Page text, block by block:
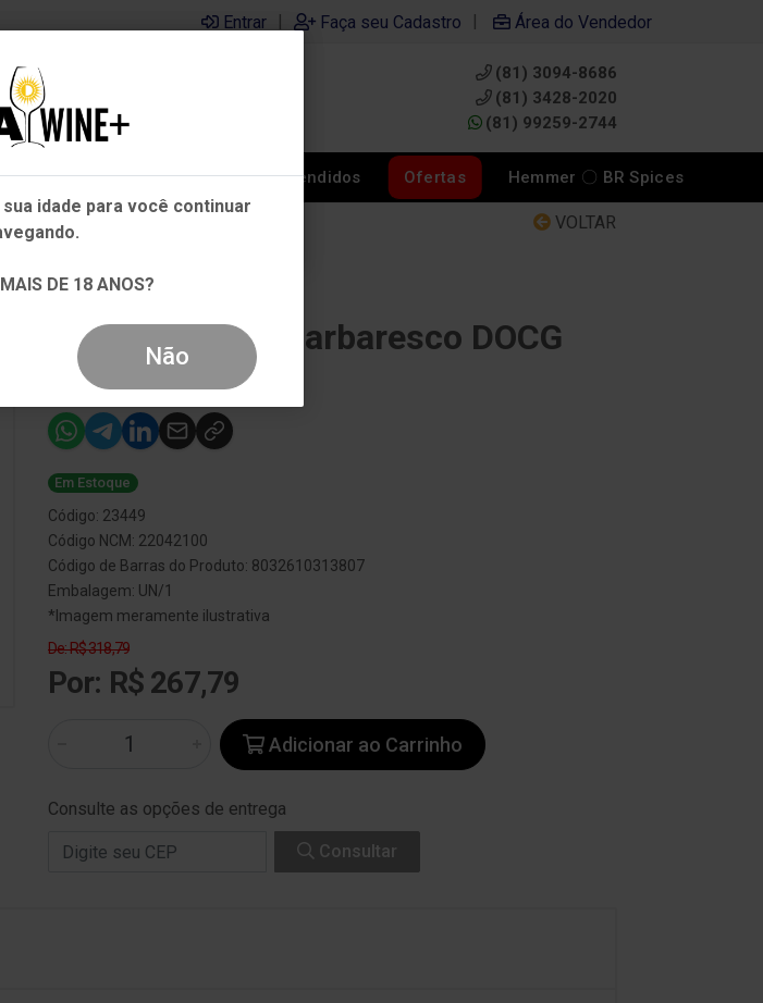
Entrar | Faça seu Cadastro | Área do Vendedor
(81) 3094-8686
(81) 3428-2020
(81) 99259-2744
Departamentos Mais Vendidos Ofertas Hemmer 〇 BR Spices
VOLTAR
-16%
Vinho Ricossa Barbaresco DOCG
Tinto 750ml
Em Estoque
Código: 23449
Código NCM: 22042100
Código de Barras do Produto: 8032610313807
Embalagem: UN/1
*Imagem meramente ilustrativa
De: R$ 318,79
Por: R$ 267,79
Adicionar ao Carrinho
Consulte as opções de entrega
Consultar
Estados
idade para você continuar
DE 18 ANOS?
Não